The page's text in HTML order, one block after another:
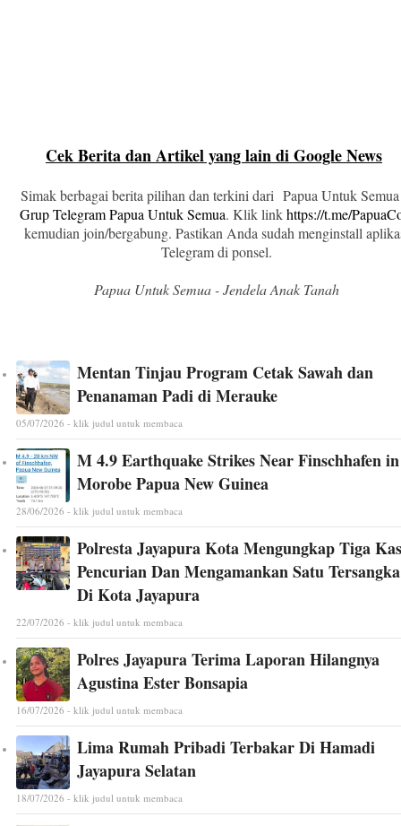
Cek Berita dan Artikel yang lain di Google News
Simak berbagai berita pilihan dan terkini dari Papua Untuk
Grup Telegram Papua Untuk Semua. Klik linkhttps://t.me/
kemudian join/bergabung. Pastikan Anda sudah menginstall
Telegram di ponsel.
Papua Untuk Semua - Jendela Anak Tanah
Mentan Tinjau Program Cetak Sawah dan
Penanaman Padi di Merauke
05/07/2026 - klik judul untuk membaca
M 4.9 Earthquake Strikes Near Finschhafen in
Morobe Papua New Guinea
28/06/2026 - klik judul untuk membaca
Polresta Jayapura Kota Mengungkap Tiga
Pencurian Dan Mengamankan Satu Tersangka
Di Kota Jayapura
22/07/2026 - klik judul untuk membaca
Polres Jayapura Terima Laporan Hilangnya
Agustina Ester Bonsapia
16/07/2026 - klik judul untuk membaca
Lima Rumah Pribadi Terbakar Di Hamadi
Jayapura Selatan
18/07/2026 - klik judul untuk membaca